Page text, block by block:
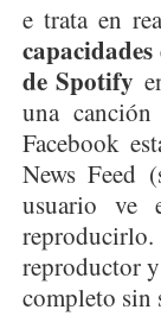
e trata en
de Spotify
una
Facebook
News Feed
usuario ve
reproductor
completo sin